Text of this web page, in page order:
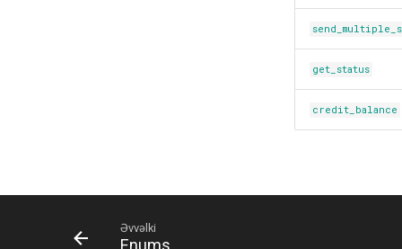
get_status
credit_balance
Əvvəlki
Enums